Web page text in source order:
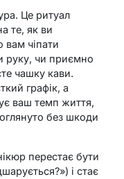
Це ритуал
те, як ви
вам чіпати
руку, чи приємно
чашку кави.
графік, а
ваш темп життя,
без шкоди
перестає бути
і стає